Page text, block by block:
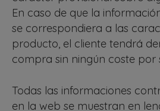
En caso de que la
se correspondiera a las
producto, el cliente tendrá
compra sin ningún coste por
Todas las informaciones
en la web se muestran en